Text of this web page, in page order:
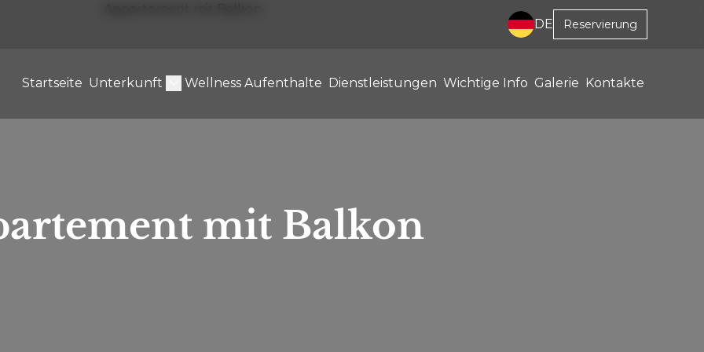
DE Reservierung
Startseite Unterkunft Wellness Aufenthalte Dienstleistungen Wichtige Info Galerie Kontakte
mit Balkon